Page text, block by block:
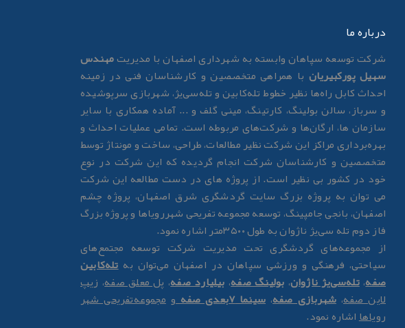
درباره ما
شرکت توسعه سپاهان وابسته به شهرداری اصفهان با مدیریتمهندس
سهیل پورکبیریان با همراهی متخصصین و کارشناسان فنی در زمینه
احداث کابل راه‌ها نظیر خطوط تله‌کابین و تله‌سی‌یژ، شهربازی سرپوشیده
و سرباز، سالن بولینگ، کارتینگ، مینی گلف و ... آماده همکاری با سایر
سازمان ها، ارگان‌ها و شرکت‌های مربوطه است. تمامی عملیات احداث و
بهره‌برداری مراکز این شرکت نظیر مطالعات، طراحی، ساخت و مونتاژ توسط
متخصصین و کارشناسان شرکت انجام گردیده که این شرکت در نوع
خود در کشور بی نظیر است. از پروژه های در دست مطالعه این شرکت
می توان به پروژه بزرگ سایت گردشگری شرق اصفهان، پروژه چشم
اصفهان، بانجی جامپینگ، توسعه مجموعه تفریحی شهررویاها و پروژه بزرگ
فاز دوم تله سی‌یژ ناژوان به طول ۳۵۰۰متر اشاره نمود.
از مجموعه‌های گردشگری تحت مدیریت شرکت توسعه مجتمع‌های
سیاحتی، فرهنگی و ورزشی سپاهان در اصفهان می‌توان بهتله‌کابین
صفه،تله‌سی‌یژ ناژوان، بولینگ صفه، بیلیارد صفه، پل معلق صفه، زیپ
لاین صفه،شهربازی صفه، سینما 7بعدی صفه ومجموعه‌تفریحی شهر
رویاهااشاره نمود.